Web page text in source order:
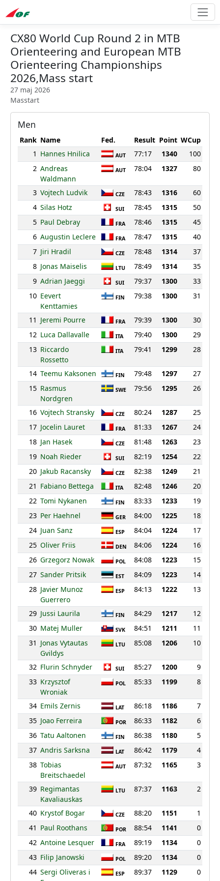
CX80 World Cup Round 2 in MTB
Orienteering and European MTB
Orienteering Championships
2026,Mass start
27 maj 2026
Masstart
Men
Rank Name Fed. Result Point WCup
1 Hannes Hnilica AUT 77:17 1340
100
2 Andreas
Waldmann
AUT 78:04 1327 80
3 Vojtech Ludvik CZE 78:43 1316
60
4 Silas Hotz SUI 78:45 1315
50
5 Paul Debray FRA 78:46 1315
45
6 Augustin Leclere FRA 78:47 1315
40
7 Jiri Hradil CZE 78:48 1314
37
8 Jonas Maiselis LTU 78:49 1314
35
9 Adrian Jaeggi SUI 79:37 1300
33
10 Eevert
Kenttamies
FIN 79:38 1300 31
11 Jeremi Pourre FRA 79:39 1300
30
12 Luca Dallavalle ITA 79:40 1300
29
13 Riccardo
Rossetto
ITA 79:41 1299 28
14 Teemu Kaksonen FIN 79:48 1297
27
15 Rasmus
Nordgren
SWE 79:56 1295 26
16 Vojtech Stransky CZE 80:24 1287
25
17 Jocelin Lauret FRA 81:33 1267
24
18 Jan Hasek CZE 81:48 1263
23
19 Noah Rieder SUI 82:19 1254
22
20 Jakub Racansky CZE 82:38 1249
21
21 Fabiano Bettega ITA 82:48 1246
20
22 Tomi Nykanen FIN 83:33 1233
19
23 Per Haehnel GER 84:00 1225
18
24 Juan Sanz ESP 84:04 1224
17
25 Oliver Friis DEN 84:06 1224
16
26 Grzegorz Nowak POL 84:08 1223
15
27 Sander Pritsik EST 84:09 1223
14
28 Javier Munoz
Guerrero
ESP 84:13 1222 13
29 Jussi Laurila FIN 84:29 1217
12
30 Matej Muller SVK 84:51 1211
11
31 Jonas Vytautas
Gvildys
LTU 85:08 1206 10
32 Flurin Schnyder SUI 85:27 1200
9
33 Krzysztof
Wroniak
POL 85:33 1199 8
34 Emils Zernis LAT 86:18 1186
7
35 Joao Ferreira POR 86:33 1182
6
36 Tatu Aaltonen FIN 86:38 1180
5
37 Andris Sarksna LAT 86:42 1179
4
38 Tobias
Breitschaedel
AUT 87:32 1165 3
39 Regimantas
Kavaliauskas
LTU 87:37 1163 2
40 Krystof Bogar CZE 88:20 1151
1
41 Paul Roothans POR 88:54 1141
0
42 Antoine Lesquer FRA 89:19 1134
0
43 Filip Janowski POL 89:20 1134
0
44 Sergi Oliveras i
ESP 89:37 1129 0